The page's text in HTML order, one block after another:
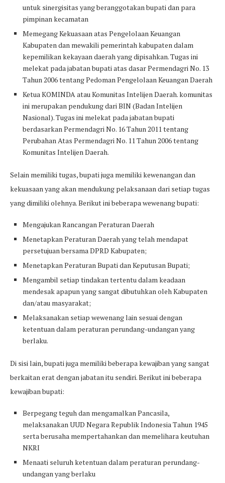
untuk sinergisitas yang beranggotakan bupati dan para
pimpinan kecamatan
Memegang Kekuasaan atas Pengelolaan Keuangan
Kabupaten dan mewakili pemerintah kabupaten dalam
kepemilikan kekayaan daerah yang dipisahkan. Tugas ini
melekat pada jabatan bupati atas dasar Permendagri No. 13
Tahun 2006 tentang Pedoman Pengelolaan Keuangan Daerah
Ketua KOMINDA atau Komunitas Intelijen Daerah. komunitas
ini merupakan pendukung dari BIN (Badan Intelijen
Nasional). Tugas ini melekat pada jabatan bupati
berdasarkan Permendagri No. 16 Tahun 2011 tentang
Perubahan Atas Permendagri No. 11 Tahun 2006 tentang
Komunitas Intelijen Daerah.
Selain memiliki tugas, bupati juga memiliki kewenangan dan
kekuasaan yang akan mendukung pelaksanaan dari setiap tugas
yang dimiliki olehnya. Berikut ini beberapa wewenang bupati:
Mengajukan Rancangan Peraturan Daerah
Menetapkan Peraturan Daerah yang telah mendapat
persetujuan bersama DPRD Kabupaten;
Menetapkan Peraturan Bupati dan Keputusan Bupati;
Mengambil setiap tindakan tertentu dalam keadaan
mendesak apapun yang sangat dibutuhkan oleh Kabupaten
dan/atau masyarakat;
Melaksanakan setiap wewenang lain sesuai dengan
ketentuan dalam peraturan perundang-undangan yang
berlaku.
Di sisi lain, bupati juga memiliki beberapa kewajiban yang sangat
berkaitan erat dengan jabatan itu sendiri. Berikut ini beberapa
kewajiban bupati:
Berpegang teguh dan mengamalkan Pancasila,
melaksanakan UUD Negara Republik Indonesia Tahun 1945
serta berusaha mempertahankan dan memelihara keutuhan
NKRI
Menaati seluruh ketentuan dalam peraturan perundang-
undangan yang berlaku